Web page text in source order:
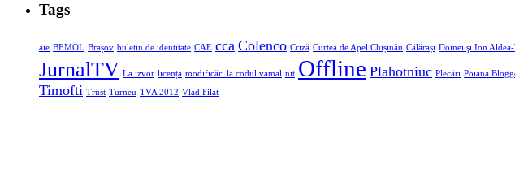
Tags
aie BEMOL Brașov buletin de identitate CAE cca Colenco Criză Curtea de Apel Chișinău Călărași Doinei şi Ion
JurnalTV La izvor licența modificări la codul vamal nit Offline Plahotniuc Plecări Poiana
Timofti Trust Turneu TVA 2012 Vlad Filat